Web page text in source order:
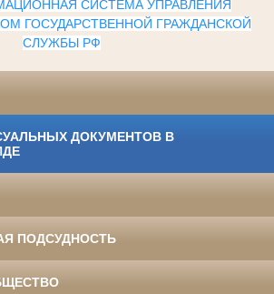
СИСТЕМА УПРАВЛЕНИЯ
ГОСУДАРСТВЕННОЙ ГРАЖДАНСКОЙ
СЛУЖБЫ РФ
ДОКУМЕНТОВ В
ПОДСУДНОСТЬ